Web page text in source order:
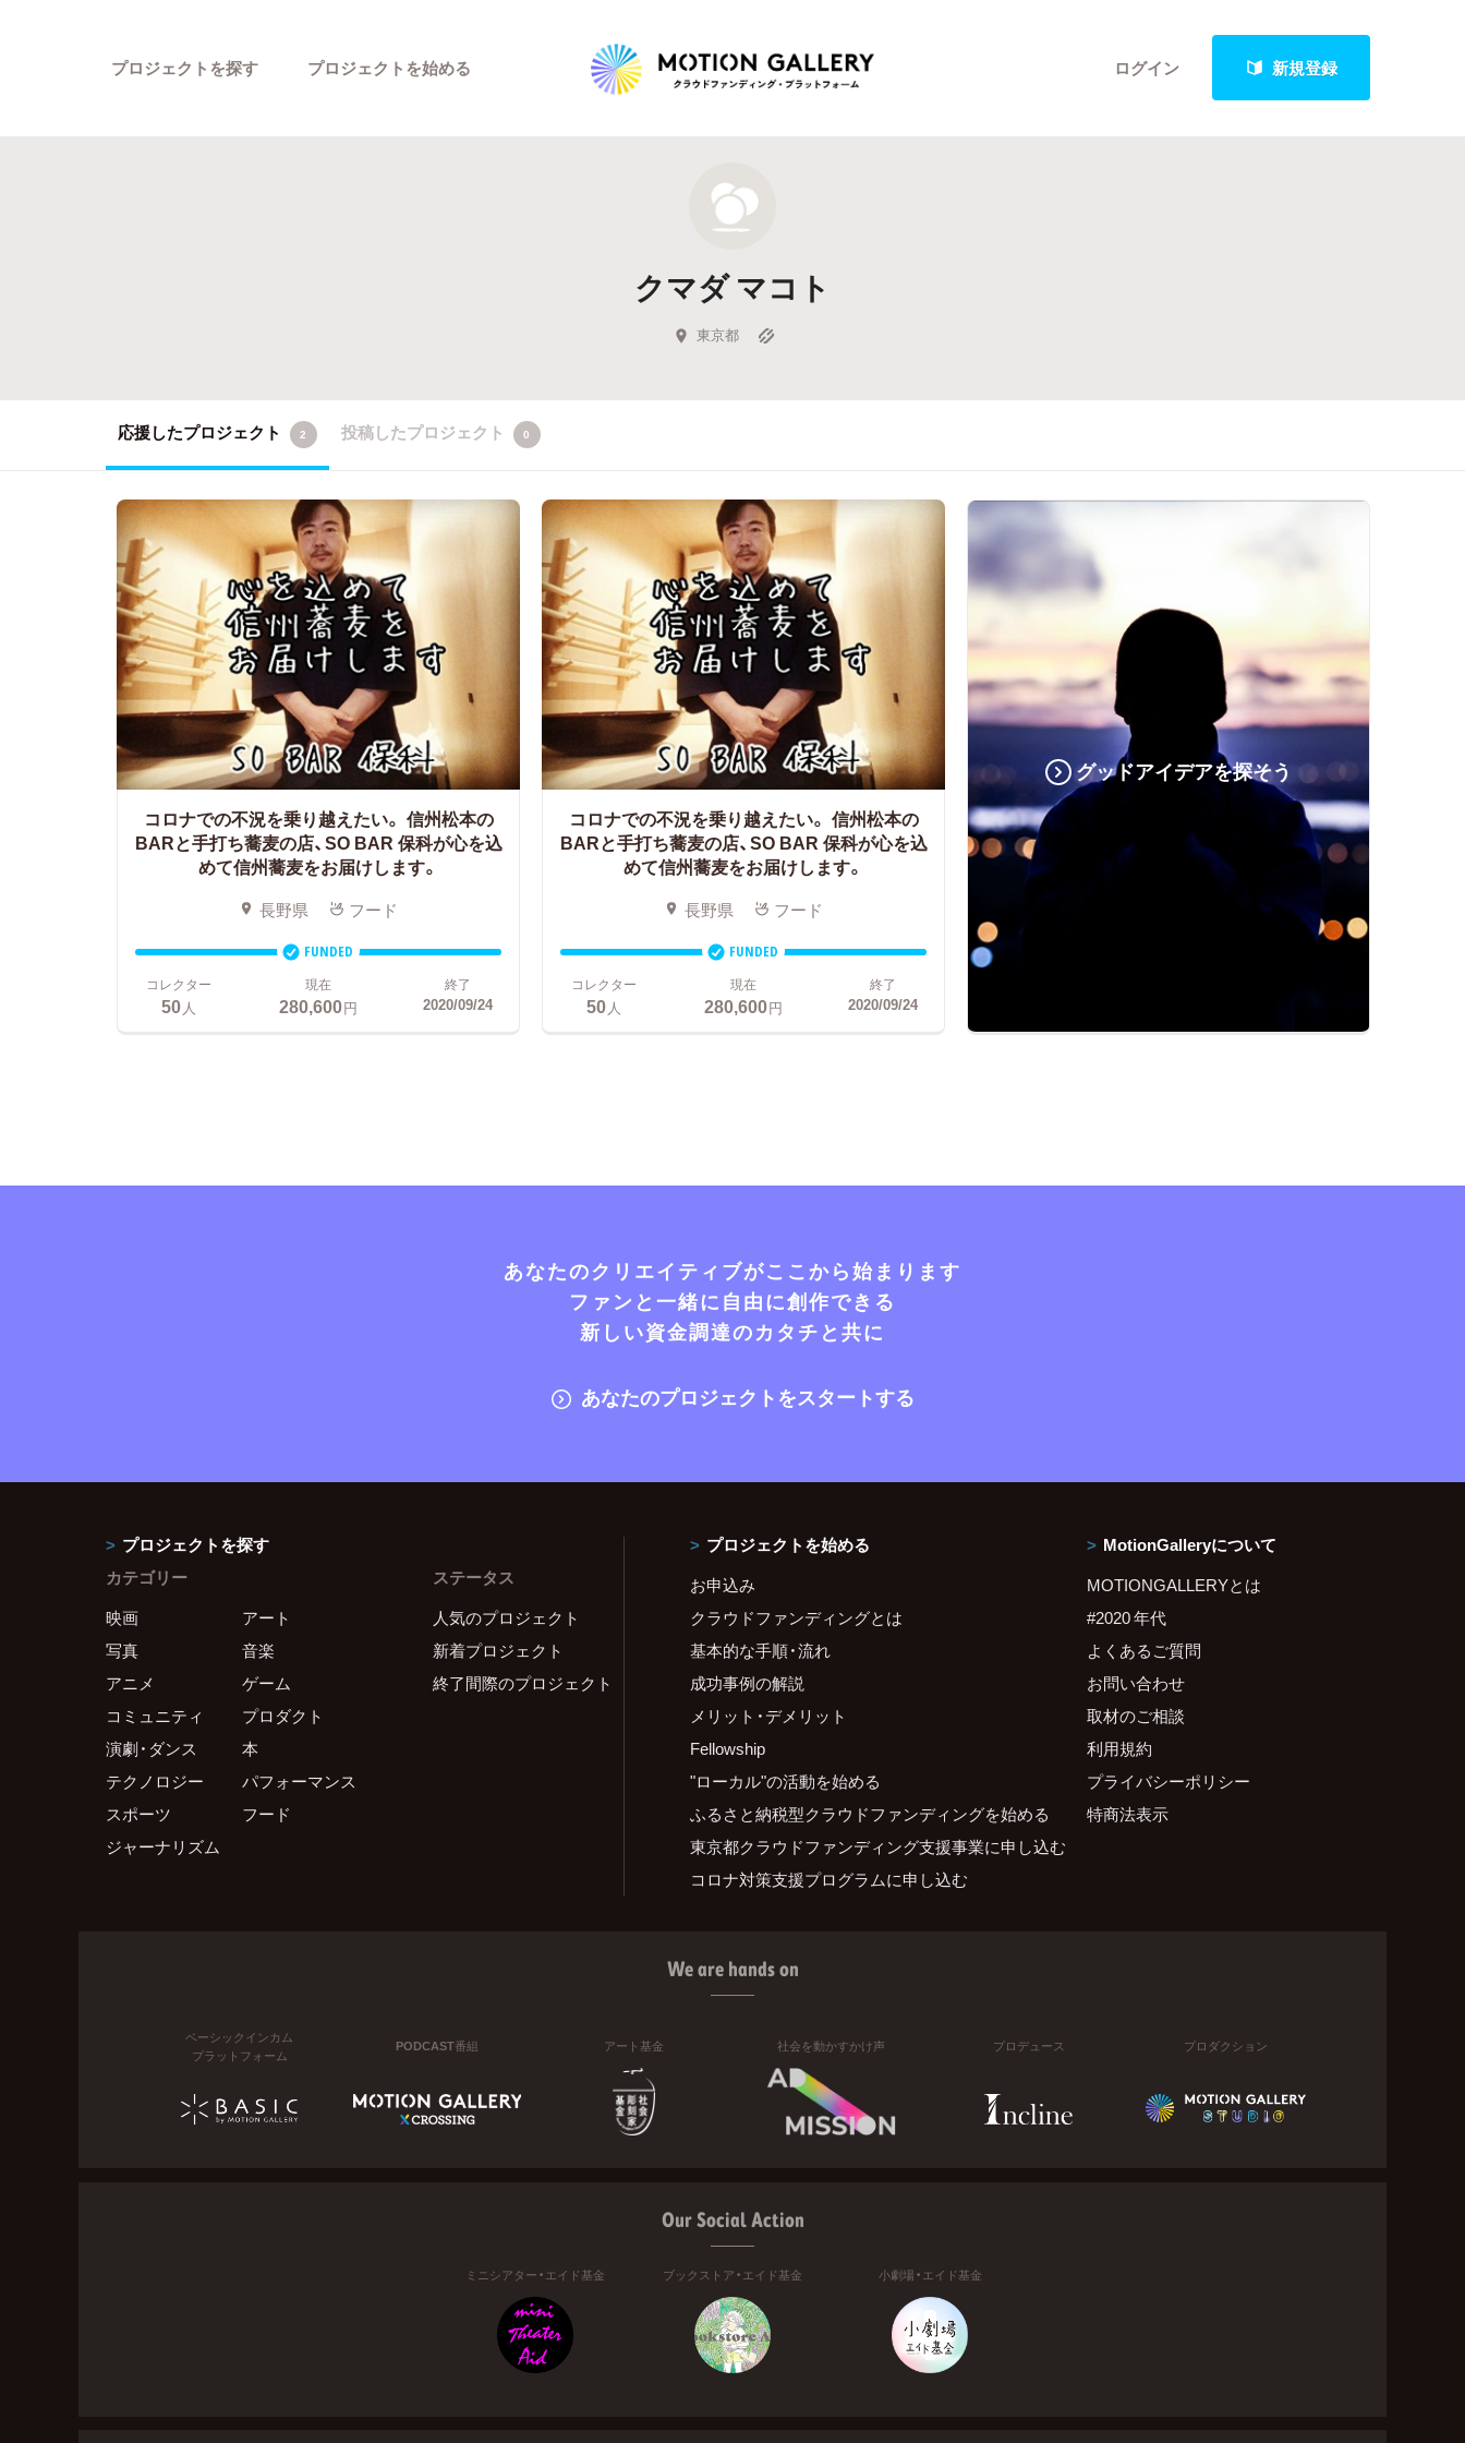
ログイン 新規登録
プロジェクトを探す
新着プロジェクト
Feature
キュレーターから探す
プロジェクトを始める
クマダ マコト
東京都
応援したプロジェクト 2 投稿したプロジェクト 0
コロナでの不況を乗り越えたい。 信州松本の
BARと手打ち蕎麦の店、SO BAR 保科が心を込
めて信州蕎麦をお届けします。
長野県 フード
FUNDED
コレクター
50人
現在
280,600円
終了
2020/09/24
コロナでの不況を乗り越えたい。 信州松本の
BARと手打ち蕎麦の店、SO BAR 保科が心を込
めて信州蕎麦をお届けします。
長野県 フード
FUNDED
コレクター
50人
現在
280,600円
終了
2020/09/24
グッドアイデアを探そう
あなたのクリエイティブがここから始まります
ファンと一緒に自由に創作できる
新しい資金調達のカタチと共に
あなたのプロジェクトをスタートする
プロジェクトを探す
カテゴリー
映画
アート
写真
音楽
アニメ
ゲーム
コミュニティ
プロダクト
演劇・ダンス
本
テクノロジー
パフォーマンス
スポーツ
フード
ジャーナリズム
ステータス
人気のプロジェクト
新着プロジェクト
終了間際のプロジェクト
プロジェクトを始める
お申込み
クラウドファンディングとは
基本的な手順・流れ
成功事例の解説
メリット・デメリット
Fellowship
"ローカル"の活動を始める
ふるさと納税型クラウドファンディングを始める
東京都クラウドファンディング支援事業に申し込む
コロナ対策支援プログラムに申し込む
MotionGalleryについて
MOTIONGALLERYとは
#2020 年代
よくあるご質問
お問い合わせ
取材のご相談
利用規約
プライバシーポリシー
特商法表示
We are hands on
ベーシックインカム
プラットフォーム
PODCAST番組 アート基金 社会を動かすかけ声 プロデュース プロダクション
Our Social Action
ミニシアター・エイド基金 ブックストア・エイド基金 小劇場・エイド基金